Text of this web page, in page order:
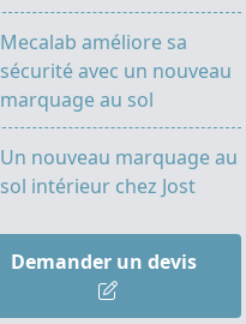
Mecalab améliore sa
sécurité avec un nouveau
marquage au sol
Un nouveau marquage au
sol intérieur chez Jost
Demander un devis